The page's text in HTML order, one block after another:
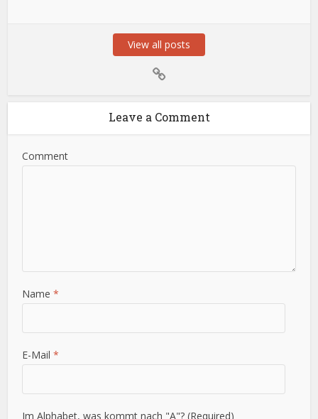
View all posts
Leave a Comment
Comment
Name*
E-Mail*
Im Alphabet, was kommt nach "A"? (Required)